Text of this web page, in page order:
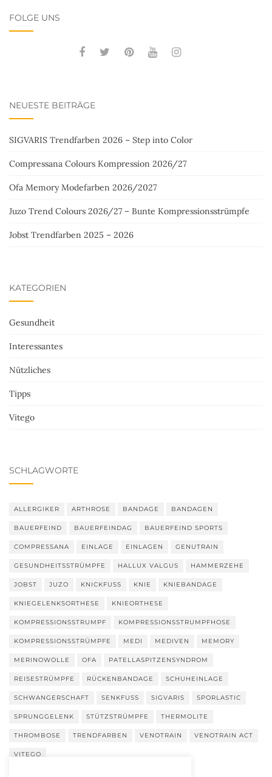
FOLGE UNS
NEUESTE BEITRÄGE
SIGVARIS Trendfarben 2026 – Step into Color
Compressana Colours Kompression 2026/27
Ofa Memory Modefarben 2026/2027
Juzo Trend Colours 2026/27 – Bunte Kompressionsstrümpfe
Jobst Trendfarben 2025 – 2026
KATEGORIEN
Gesundheit
Interessantes
Nützliches
Tipps
Vitego
SCHLAGWORTE
ALLERGIKER ARTHROSE BANDAGE BANDAGEN
BAUERFEIND BAUERFEINDAG BAUERFEIND SPORTS
COMPRESSANA EINLAGE EINLAGEN GENUTRAIN
GESUNDHEITSSTRÜMPFE HALLUX VALGUS HAMMERZEHE
JOBST JUZO KNICKFUSS KNIE KNIEBANDAGE
KNIEGELENKSORTHESE KNIEORTHESE
KOMPRESSIONSSTRUMPF KOMPRESSIONSSTRUMPFHOSE
KOMPRESSIONSSTRÜMPFE MEDI MEDIVEN MEMORY
MERINOWOLLE OFA PATELLASPITZENSYNDROM
REISESTRÜMPFE RÜCKENBANDAGE SCHUHEINLAGE
SCHWANGERSCHAFT SENKFUSS SIGVARIS SPORLASTIC
SPRUNGGELENK STÜTZSTRÜMPFE THERMOLITE
THROMBOSE TRENDFARBEN VENOTRAIN VENOTRAIN ACT
VITEGO